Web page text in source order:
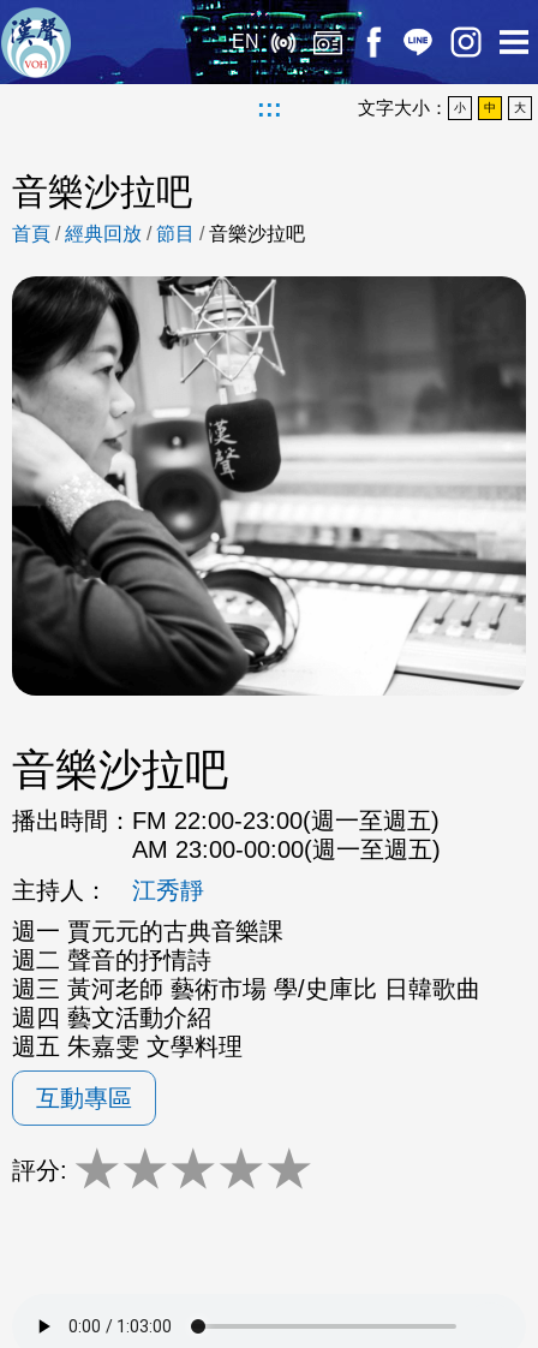
EN
::: 文字大小： 小 中 大
音樂沙拉吧
首頁 /經典回放 /節目 /音樂沙拉吧
音樂沙拉吧
播出時間： FM 22:00-23:00(週一至週五)
AM 23:00-00:00(週一至週五)
主持人：
江秀靜
週一 賈元元的古典音樂課
週二 聲音的抒情詩
週三 黃河老師 藝術市場 學/史庫比 日韓歌曲
週四 藝文活動介紹
週五 朱嘉雯 文學料理
互動專區
評分: ★★★★★